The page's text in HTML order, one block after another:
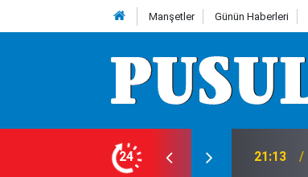
Manşetler Günün Haberleri
24 18:00